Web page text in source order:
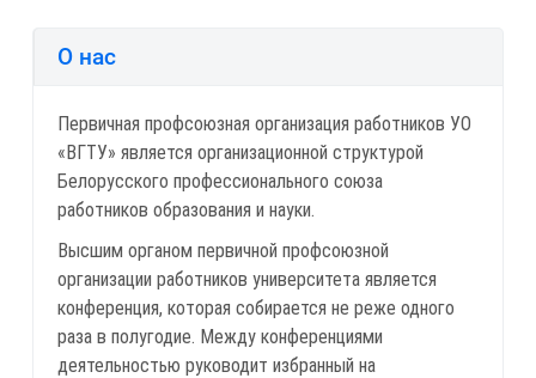
О нас
Первичная профсоюзная организация работников УО
«ВГТУ» является организационной структурой
Белорусского профессионального союза
работников образования и науки.
Высшим органом первичной профсоюзной
организации работников университета является
конференция, которая собирается не реже одного
раза в полугодие. Между конференциями
деятельностью руководит избранный на